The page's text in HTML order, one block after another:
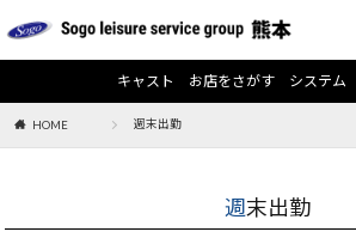
キャスト お店をさがす システム
HOME 週末出勤
週末出勤